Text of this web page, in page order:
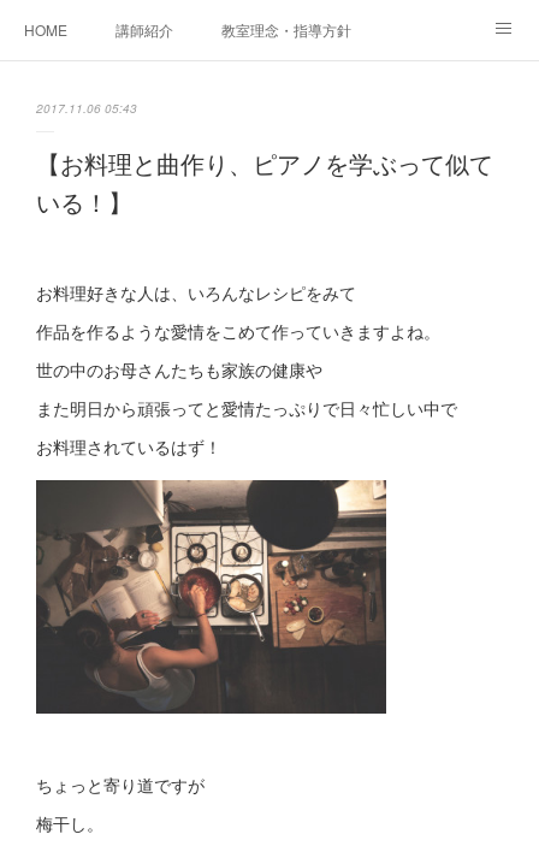
HOME 講師紹介 教室理念・指導方針
ご相談・体験レッスンお申し込み
2017.11.06 05:43
【お料理と曲作り、ピアノを学ぶって似て
いる！】
お料理好きな人は、いろんなレシピをみて
作品を作るような愛情をこめて作っていきますよね。
世の中のお母さんたちも家族の健康や
また明日から頑張ってと愛情たっぷりで日々忙しい中で
お料理されているはず！
ちょっと寄り道ですが
梅干し。